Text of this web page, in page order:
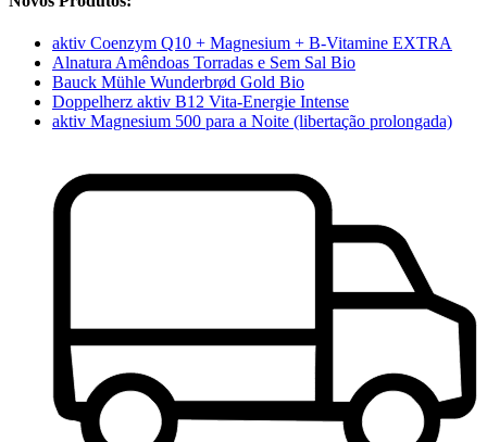
aktiv Coenzym Q10 + Magnesium + B-Vitamine EXTRA
Alnatura Amêndoas Torradas e Sem Sal Bio
Bauck Mühle Wunderbrød Gold Bio
Doppelherz aktiv B12 Vita-Energie Intense
aktiv Magnesium 500 para a Noite (libertação prolongada)